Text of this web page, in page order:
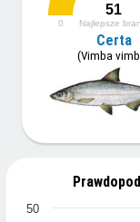
51
Najlepsze
0
Certa
(Vimba
50